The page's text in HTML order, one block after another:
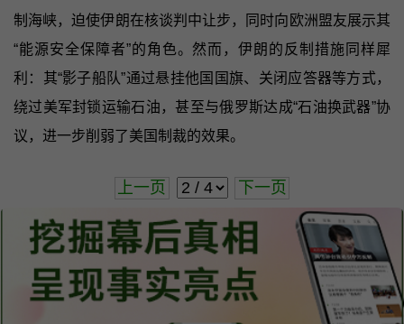
制海峡，迫使伊朗在核谈判中让步，同时向欧洲盟友展示其
“能源安全保障者”的角色。然而，伊朗的反制措施同样犀
利：其“影子船队”通过悬挂他国国旗、关闭应答器等方式，
绕过美军封锁运输石油，甚至与俄罗斯达成“石油换武器”协
议，进一步削弱了美国制裁的效果。
上一页 下一页